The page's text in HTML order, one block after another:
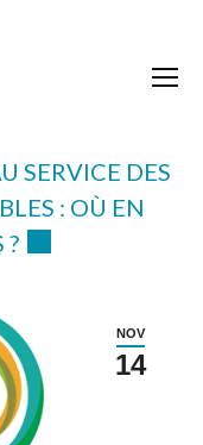
SERVICE DES
: OÙ EN
?
NOV
14